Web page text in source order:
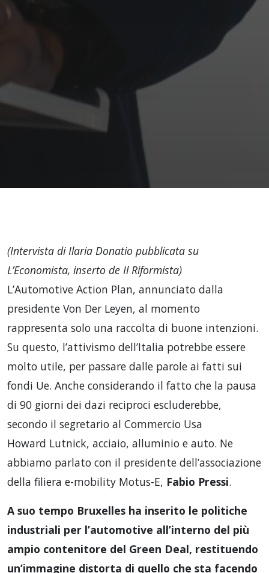
(Intervista di Ilaria Donatio pubblicata su
L’Economista, inserto de Il Riformista)
L’Automotive Action Plan, annunciato dalla
presidente Von Der Leyen, al momento
rappresenta solo una raccolta di buone intenzioni.
Su questo, l’attivismo dell’Italia potrebbe essere
molto utile, per passare dalle parole ai fatti sui
fondi Ue. Anche considerando il fatto che la pausa
di 90 giorni dei dazi reciproci escluderebbe,
secondo il segretario al Commercio Usa
Howard Lutnick, acciaio, alluminio e auto. Ne
abbiamo parlato con il presidente dell’associazione
della filiera e-mobility Motus-E, Fabio Pressi.
A suo tempo Bruxelles ha inserito le politiche
industriali per l’automotive all’interno del più
ampio contenitore del Green Deal, restituendo
un’immagine distorta di quello che sta facendo